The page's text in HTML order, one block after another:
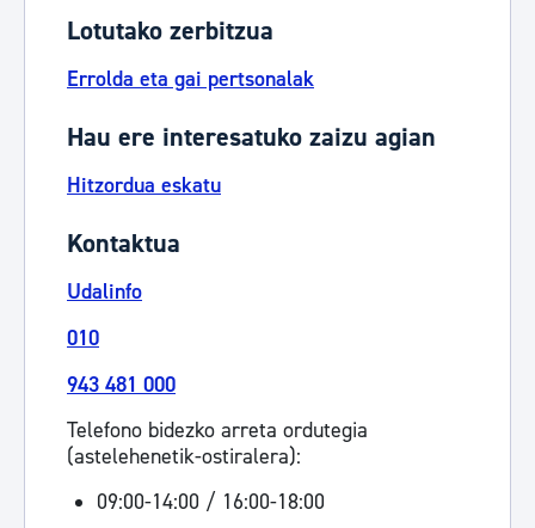
Lotutako zerbitzua
Errolda eta gai pertsonalak
Hau ere interesatuko zaizu agian
Hitzordua eskatu
Kontaktua
Udalinfo
010
943 481 000
Telefono bidezko arreta ordutegia
(astelehenetik-ostiralera):
09:00-14:00 / 16:00-18:00